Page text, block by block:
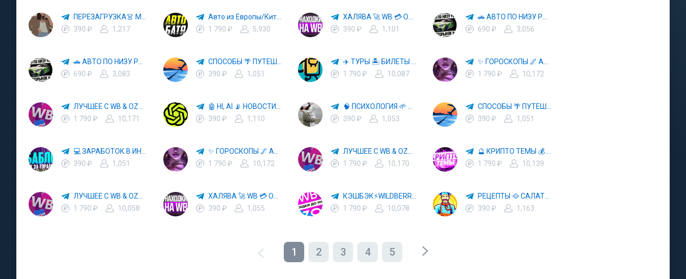
390 ₽
1,217
1 790 ₽
5,930
390 ₽
1,101
690 ₽
3,056
690 ₽
3,083
390 ₽
1,051
1 790 ₽
10,087
1 790 ₽
10,172
1 790 ₽
10,171
390 ₽
1,110
390 ₽
1,053
390 ₽
1,051
390 ₽
1,051
1 790 ₽
10,172
1 790 ₽
10,170
1 790 ₽
10,139
1 790 ₽
10,058
390 ₽
1,055
1 790 ₽
10,078
390 ₽
1,163
1 2 3 4 5